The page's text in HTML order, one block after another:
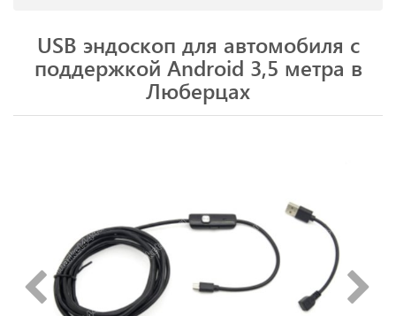
USB эндоскоп для автомобиля с
поддержкой Android 3,5 метра в
Люберцах